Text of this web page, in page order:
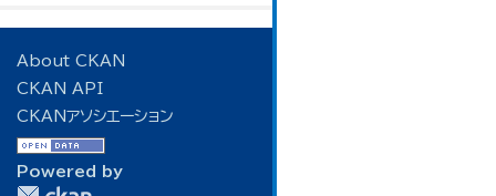
About CKAN
CKAN API
CKANアソシエーション
Powered by